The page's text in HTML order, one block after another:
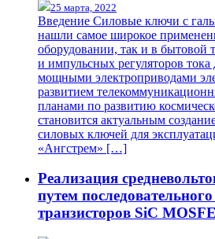
25 марта, 2022
Введение Силовые ключи с
нашли самое широкое
оборудовании, так и в бытовой
и импульсных регуляторов
мощными электроприводами
развитием
планами по развитию
становится актуальным
силовых ключей для
«Ангстрем» […]
Реализация
путем
транзисторов SiC